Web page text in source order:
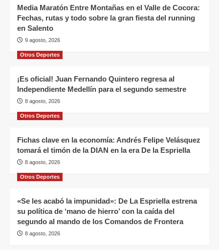
Media Maratón Entre Montañas en el Valle de Cocora:
Fechas, rutas y todo sobre la gran fiesta del running
en Salento
9 agosto, 2026
Otros Deportes
¡Es oficial! Juan Fernando Quintero regresa al
Independiente Medellín para el segundo semestre
8 agosto, 2026
Otros Deportes
Fichas clave en la economía: Andrés Felipe Velásquez
tomará el timón de la DIAN en la era De la Espriella
8 agosto, 2026
Otros Deportes
«Se les acabó la impunidad»: De La Espriella estrena
su política de ‘mano de hierro’ con la caída del
segundo al mando de los Comandos de Frontera
8 agosto, 2026